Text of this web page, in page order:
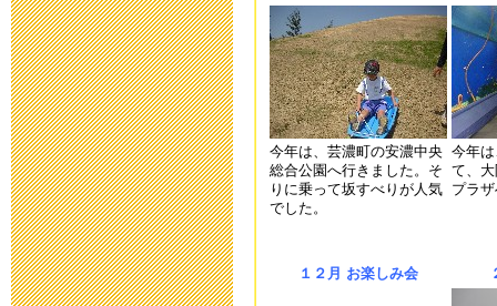
令和４年度
2023年1月19日
令和５年度
2022年12月 1日
今年は、芸濃町の安濃中央
総合公園へ行きました。そ
りに乗って坂すべりが人気
でした。
今年
て、
プラ
１２月 お楽しみ会